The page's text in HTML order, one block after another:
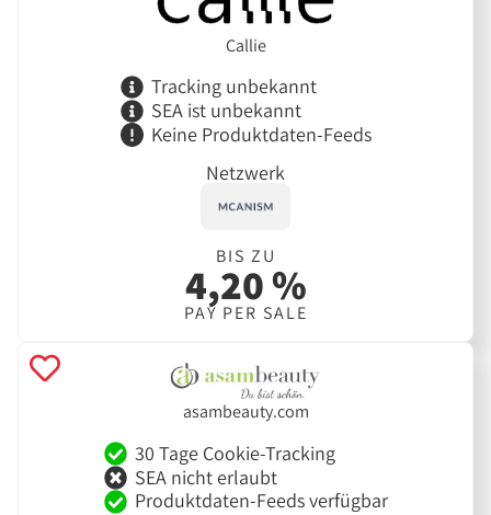
Callie
Tracking unbekannt
SEA ist unbekannt
Keine Produktdaten-Feeds
Netzwerk
BIS ZU
4,20 %
PAY PER SALE
asambeauty.com
30 Tage Cookie-Tracking
SEA nicht erlaubt
Produktdaten-Feeds verfügbar